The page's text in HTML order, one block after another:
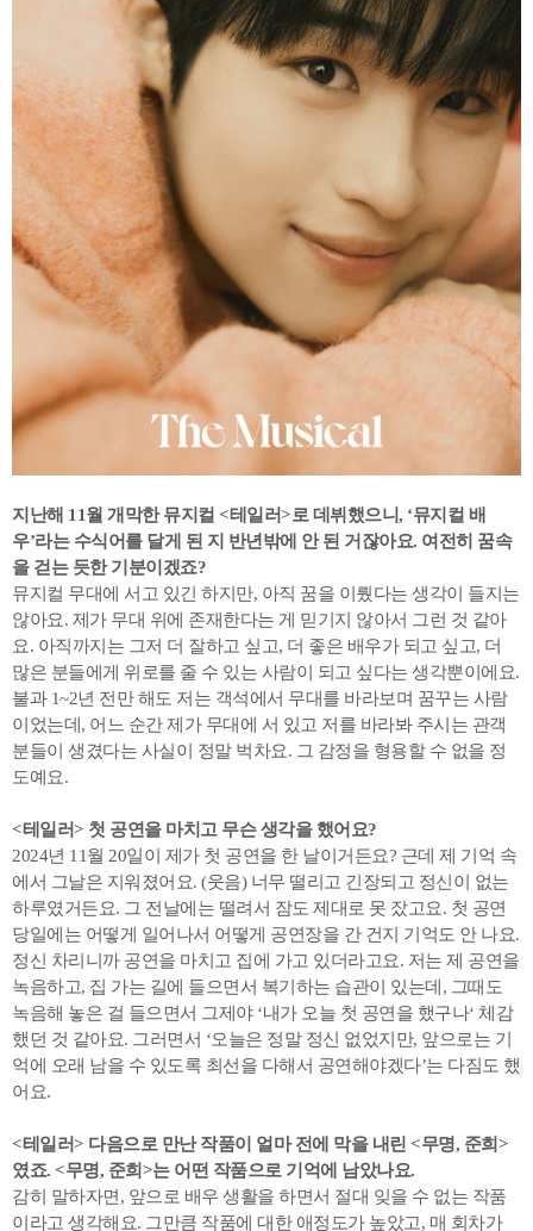
지난해 11월 개막한 뮤지컬 <테일러>로 데뷔했으니, ‘뮤지컬 배
우’라는 수식어를 달게 된 지 반년밖에 안 된 거잖아요. 여전히 꿈속
을 걷는 듯한 기분이겠죠?
뮤지컬 무대에 서고 있긴 하지만, 아직 꿈을 이뤘다는 생각이 들지는
않아요. 제가 무대 위에 존재한다는 게 믿기지 않아서 그런 것 같아
요. 아직까지는 그저 더 잘하고 싶고, 더 좋은 배우가 되고 싶고, 더
많은 분들에게 위로를 줄 수 있는 사람이 되고 싶다는 생각뿐이에요.
불과 1~2년 전만 해도 저는 객석에서 무대를 바라보며 꿈꾸는 사람
이었는데, 어느 순간 제가 무대에 서 있고 저를 바라봐 주시는 관객
분들이 생겼다는 사실이 정말 벅차요. 그 감정을 형용할 수 없을 정
도예요.
<테일러> 첫 공연을 마치고 무슨 생각을 했어요?
2024년 11월 20일이 제가 첫 공연을 한 날이거든요? 근데 제 기억 속
에서 그날은 지워졌어요. (웃음) 너무 떨리고 긴장되고 정신이 없는
하루였거든요. 그 전날에는 떨려서 잠도 제대로 못 잤고요. 첫 공연
당일에는 어떻게 일어나서 어떻게 공연장을 간 건지 기억도 안 나요.
정신 차리니까 공연을 마치고 집에 가고 있더라고요. 저는 제 공연을
녹음하고, 집 가는 길에 들으면서 복기하는 습관이 있는데, 그때도
녹음해 놓은 걸 들으면서 그제야 ‘내가 오늘 첫 공연을 했구나‘ 체감
했던 것 같아요. 그러면서 ‘오늘은 정말 정신 없었지만, 앞으로는 기
억에 오래 남을 수 있도록 최선을 다해서 공연해야겠다’는 다짐도 했
어요.
<테일러> 다음으로 만난 작품이 얼마 전에 막을 내린 <무명, 준희>
였죠. <무명, 준희>는 어떤 작품으로 기억에 남았나요.
감히 말하자면, 앞으로 배우 생활을 하면서 절대 잊을 수 없는 작품
이라고 생각해요. 그만큼 작품에 대한 애정도가 높았고, 매 회차가